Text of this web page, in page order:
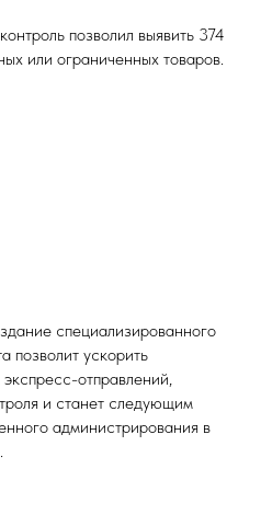
позволил выявить 374
или ограниченных товаров.
специализированного
позволит ускорить
отправлений,
и станет следующим
администрирования в